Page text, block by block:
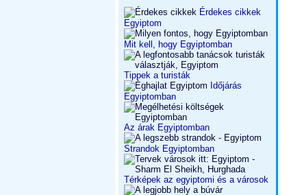
Érdekes cikkek
Egyiptom
Mit kell, hogy Egyiptomban
Tippek a turisták
Időjárás
Egyiptomban
Az árak Egyiptomban
Strandok Egyiptomban
Térképek az egyiptomi és a városok